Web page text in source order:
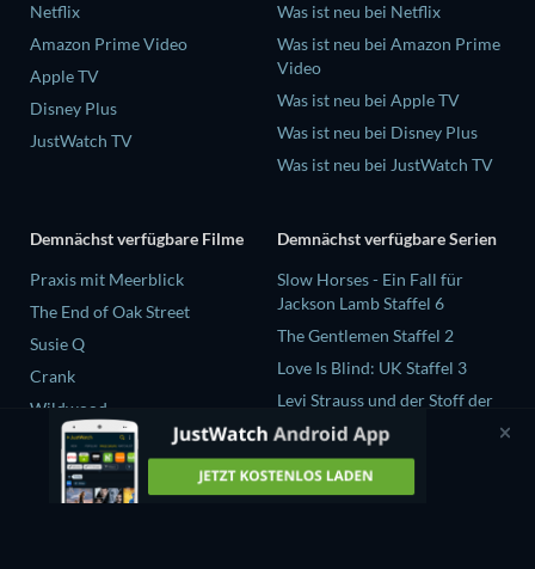
Netflix
Amazon Prime Video
Apple TV
Disney Plus
JustWatch TV
Was ist neu bei Netflix
Was ist neu bei Amazon Prime
Video
Was ist neu bei Apple TV
Was ist neu bei Disney Plus
Was ist neu bei JustWatch TV
Demnächst verfügbare Filme
Praxis mit Meerblick
The End of Oak Street
Susie Q
Crank
Wildwood
Demnächst verfügbare Serien
Slow Horses - Ein Fall für
Jackson Lamb Staffel 6
The Gentlemen Staffel 2
Love Is Blind: UK Staffel 3
Levi Strauss und der Stoff der
Träume Staffel 1
Chicago Fire Staffel 14